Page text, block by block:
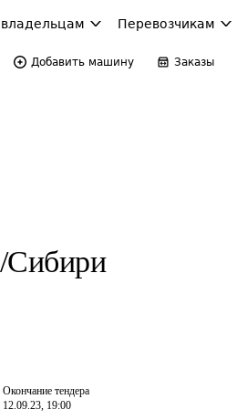
Перевозчикам
Добавить машину Заказы
Сибири
Окончание тендера
12.09.23, 19:00